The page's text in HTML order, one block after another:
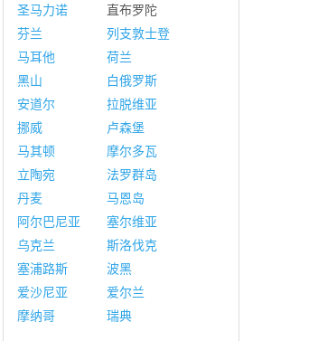
圣马力诺
直布罗陀
芬兰
列支敦士登
马耳他
荷兰
黑山
白俄罗斯
安道尔
拉脱维亚
挪威
卢森堡
马其顿
摩尔多瓦
立陶宛
法罗群岛
丹麦
马恩岛
阿尔巴尼亚
塞尔维亚
乌克兰
斯洛伐克
塞浦路斯
波黑
爱沙尼亚
爱尔兰
摩纳哥
瑞典